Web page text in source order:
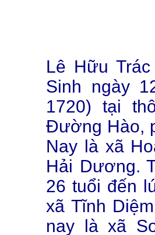
Lê Hữu
Sinh ngày
1720) tại
Đường Hào,
Nay là xã
Hải Dương.
26 tuổi đến
xã Tĩnh
nay là xã